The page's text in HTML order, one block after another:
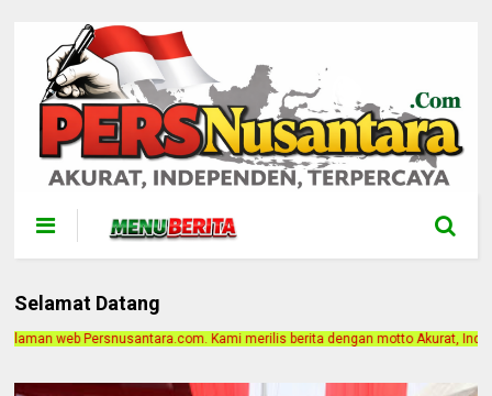
Selamat Datang
Kami merilis berita dengan motto Akurat, Independen, Terpercaya. Alamat